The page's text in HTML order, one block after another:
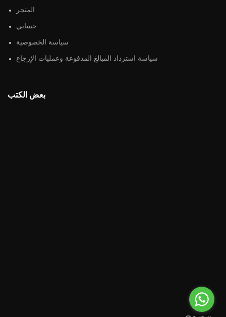
المتجر
حسابي
سياسة الخصوصية
سياسة استرداد المبالغ المدفوعة وعمليات الإرجاع
بعض الكتب